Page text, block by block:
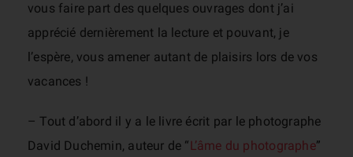
vous faire part des quelques ouvrages dont j’ai
apprécié dernièrement la lecture et pouvant, je
l’espère, vous amener autant de plaisirs lors de vos
vacances !
– Tout d’abord il y a le livre écrit par le photographe
David Duchemin, auteur de “ L’âme du photographe”